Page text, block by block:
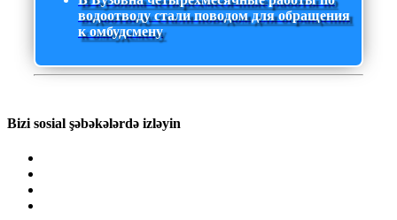
водоотводу стали поводом для обращения
к омбудсмену
Bizi sosial şəbəkələrdə izləyin